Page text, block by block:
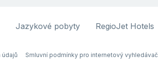
Jazykové pobyty RegioJet Hotels
údajů Smluvní podmínky pro internetový vyhledávač